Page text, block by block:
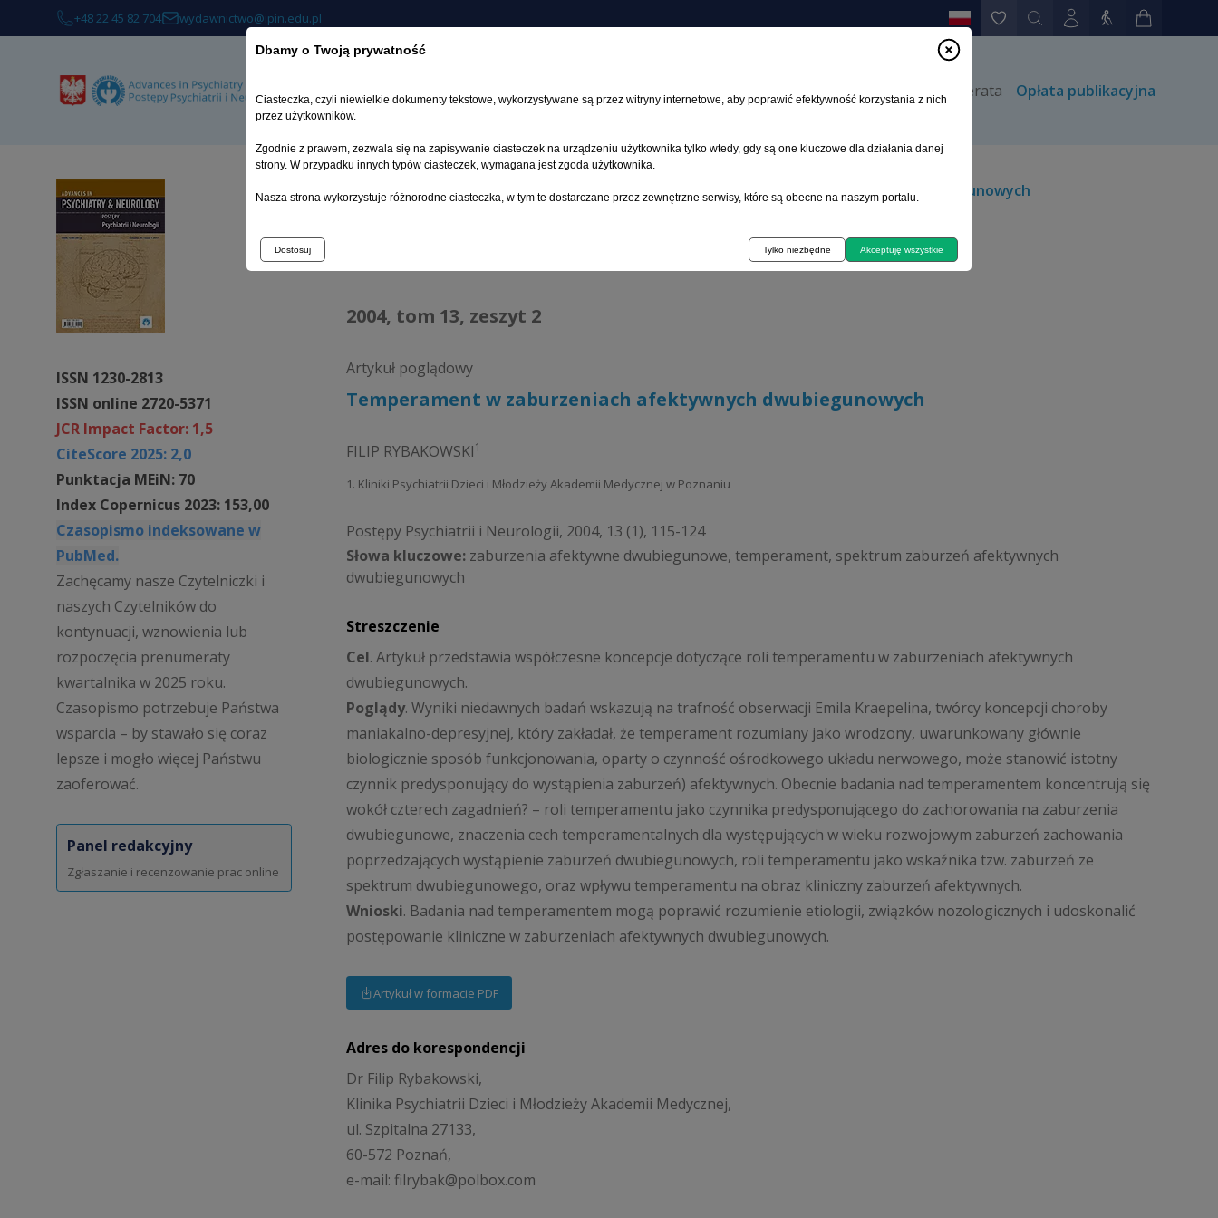
+48 22 45 82 704 wydawnictwo@ipin.edu.pl
O czasopiśmie Archiwum Etyka Instrukcja dla autorów Kontakt Prenumerata Opłata publikacyjna
ISSN 1230-2813
ISSN online 2720-5371
JCR Impact Factor: 1,5
CiteScore 2025: 2,0
Punktacja MEiN: 70
Index Copernicus 2023: 153,00
Czasopismo indeksowane w
PubMed.
Zachęcamy nasze Czytelniczki i
naszych Czytelników do
kontynuacji, wznowienia lub
rozpoczęcia prenumeraty
kwartalnika w 2025 roku.
Czasopismo potrzebuje Państwa
wsparcia – by stawało się coraz
lepsze i mogło więcej Państwu
zaoferować.
Panel redakcyjny
Zgłaszanie i recenzowanie prac online
Strona główna >Archiwum>zeszyt 2>Temperament w zaburzeniach afektywnych dwubiegunowych
2004, tom 13, zeszyt 2
Artykuł poglądowy
Temperament w zaburzeniach afektywnych dwubiegunowych
FILIP RYBAKOWSKI1
1. Kliniki Psychiatrii Dzieci i Młodzieży Akademii Medycznej w Poznaniu
Postępy Psychiatrii i Neurologii, 2004, 13 (1), 115-124
Słowa kluczowe: zaburzenia afektywne dwubiegunowe, temperament, spektrum zaburzeń afektywnych
dwubiegunowych
Streszczenie
Cel. Artykuł przedstawia współczesne koncepcje dotyczące roli temperamentu w zaburzeniach afektywnych
dwubiegunowych.
Poglądy. Wyniki niedawnych badań wskazują na trafność obserwacji Emila Kraepelina, twórcy koncepcji choroby
maniakalno-depresyjnej, który zakładał, że temperament rozumiany jako wrodzony, uwarunkowany głównie
biologicznie sposób funkcjonowania, oparty o czynność ośrodkowego układu nerwowego, może stanowić istotny
czynnik predysponujący do wystąpienia zaburzeń) afektywnych. Obecnie badania nad temperamentem koncentrują się
wokół czterech zagadnień? – roli temperamentu jako czynnika predysponującego do zachorowania na zaburzenia
dwubiegunowe, znaczenia cech temperamentalnych dla występujących w wieku rozwojowym zaburzeń zachowania
poprzedzających wystąpienie zaburzeń dwubiegunowych, roli temperamentu jako wskaźnika tzw. zaburzeń ze
spektrum dwubiegunowego, oraz wpływu temperamentu na obraz kliniczny zaburzeń afektywnych.
Wnioski. Badania nad temperamentem mogą poprawić rozumienie etiologii, związków nozologicznych i udoskonalić
postępowanie kliniczne w zaburzeniach afektywnych dwubiegunowych.
Artykuł w formacie PDF
Adres do korespondencji
Dr Filip Rybakowski,
Klinika Psychiatrii Dzieci i Młodzieży Akademii Medycznej,
ul. Szpitalna 27133,
60-572 Poznań,
e-mail: filrybak@polbox.com
Dbamy o Twoją prywatność
Ciasteczka, czyli niewielkie dokumenty tekstowe, wykorzystywane są przez witryny internetowe, aby poprawić efektywność korzystania z nich
przez użytkowników.
Zgodnie z prawem, zezwala się na zapisywanie ciasteczek na urządzeniu użytkownika tylko wtedy, gdy są one kluczowe dla działania danej
strony. W przypadku innych typów ciasteczek, wymagana jest zgoda użytkownika.
Nasza strona wykorzystuje różnorodne ciasteczka, w tym te dostarczane przez zewnętrzne serwisy, które są obecne na naszym portalu.
Dostosuj Tylko niezbędne Akceptuję wszystkie